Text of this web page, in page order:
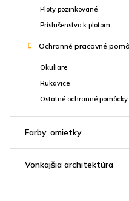
Ploty pozinkované
Príslušenstvo k plotom
Ochranné pracovné
Okuliare
Rukavice
Ostatné ochranné pomôcky
Farby, omietky
Vonkajšia architektúra